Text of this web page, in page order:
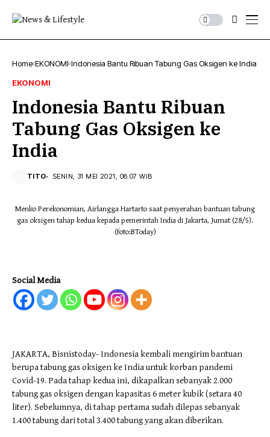
Home EKONOMI Indonesia Bantu Ribuan Tabung Gas Oksigen ke India
EKONOMI
Indonesia Bantu Ribuan
Tabung Gas Oksigen ke
India
TITO SENIN, 31 MEI 2021, 08:07 WIB
Menko Perekonomian, Airlangga Hartarto saat penyerahan bantuan tabung
gas oksigen tahap kedua kepada pemerintah India di Jakarta, Jumat (28/5).
(foto:BToday)
Social Media
JAKARTA, Bisnistoday- Indonesia kembali mengirim bantuan
berupa tabung gas oksigen ke India untuk korban pandemi
Covid-19. Pada tahap kedua ini, dikapalkan sebanyak 2.000
tabung gas oksigen dengan kapasitas 6 meter kubik (setara 40
liter). Sebelumnya, di tahap pertama sudah dilepas sebanyak
1.400 tabung dari total 3.400 tabung yang akan diberikan.